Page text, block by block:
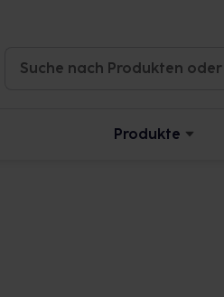
Produkte